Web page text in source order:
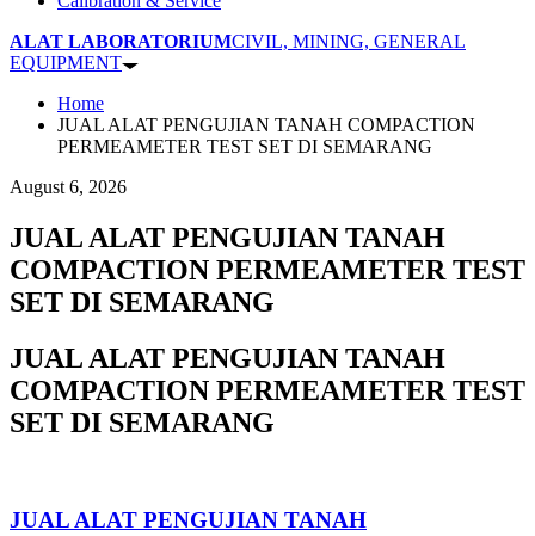
ALAT LABORATORIUMCIVIL, MINING, GENERAL
EQUIPMENT
Home
JUAL ALAT PENGUJIAN TANAH COMPACTION
PERMEAMETER TEST SET DI SEMARANG
August 6, 2026
JUAL ALAT PENGUJIAN TANAH
COMPACTION PERMEAMETER TEST
SET DI SEMARANG
JUAL ALAT PENGUJIAN TANAH
COMPACTION PERMEAMETER TEST
SET DI SEMARANG
JUAL ALAT PENGUJIAN TANAH